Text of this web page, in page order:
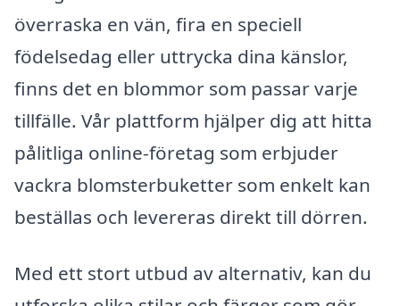
överraska en vän, fira en speciell
födelsedag eller uttrycka dina känslor,
finns det en blommor som passar varje
tillfälle. Vår plattform hjälper dig att hitta
pålitliga online-företag som erbjuder
vackra blomsterbuketter som enkelt kan
beställas och levereras direkt till dörren.
Med ett stort utbud av alternativ, kan du